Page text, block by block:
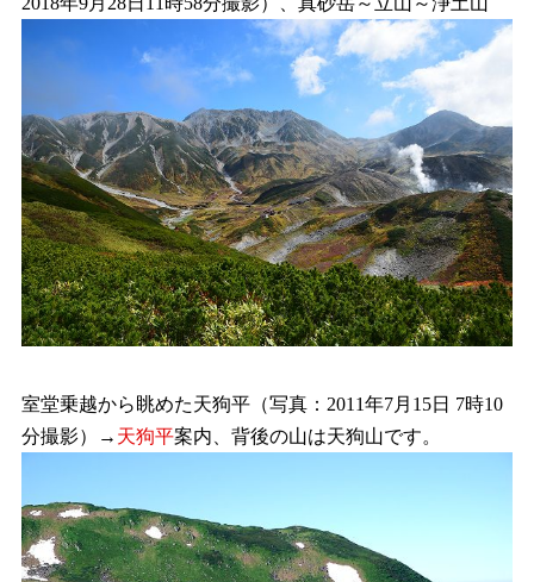
室堂乗越から眺めた天狗平（写真：2011年7月15日 7時10
分撮影）→ 天狗平案内、背後の山は天狗山です。